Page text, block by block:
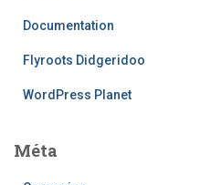
Documentation
Flyroots Didgeridoo
WordPress Planet
Méta